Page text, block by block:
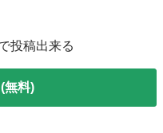
投稿出来る
無料)